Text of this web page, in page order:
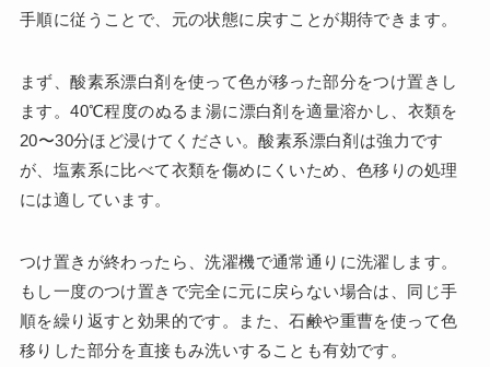
手順に従うことで、元の状態に戻すことが期待できます。
まず、酸素系漂白剤を使って色が移った部分をつけ置きし
ます。40℃程度のぬるま湯に漂白剤を適量溶かし、衣類を
20〜30分ほど浸けてください。酸素系漂白剤は強力です
が、塩素系に比べて衣類を傷めにくいため、色移りの処理
には適しています。
つけ置きが終わったら、洗濯機で通常通りに洗濯します。
もし一度のつけ置きで完全に元に戻らない場合は、同じ手
順を繰り返すと効果的です。また、石鹸や重曹を使って色
移りした部分を直接もみ洗いすることも有効です。